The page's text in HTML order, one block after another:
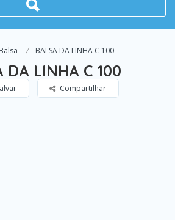
Balsa BALSA DA LINHA C 100
DA LINHA C 100
Compartilhar